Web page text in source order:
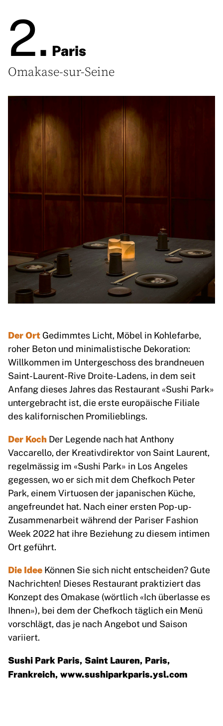
2. Paris
Omakase-sur-Seine
Der Ort Gedimmtes Licht, Möbel in Kohlefarbe,
roher Beton und minimalistische Dekoration:
Willkommen im Untergeschoss des brandneuen
Saint-Laurent-Rive Droite-Ladens, in dem seit
Anfang dieses Jahres das Restaurant «Sushi Park»
untergebracht ist, die erste europäische Filiale
des kalifornischen Promilieblings.
Der Koch Der Legende nach hat Anthony
Vaccarello, der Kreativdirektor von Saint Laurent,
regelmässig im «Sushi Park» in Los Angeles
gegessen, wo er sich mit dem Chefkoch Peter
Park, einem Virtuosen der japanischen Küche,
angefreundet hat. Nach einer ersten Pop-up-
Zusammenarbeit während der Pariser Fashion
Week 2022 hat ihre Beziehung zu diesem intimen
Ort geführt.
Die Idee Können Sie sich nicht entscheiden? Gute
Nachrichten! Dieses Restaurant praktiziert das
Konzept des Omakase (wörtlich «Ich überlasse es
Ihnen»), bei dem der Chefkoch täglich ein Menü
vorschlägt, das je nach Angebot und Saison
variiert.
Sushi Park Paris, Saint Lauren, Paris,
Frankreich, www.sushiparkparis.ysl.com